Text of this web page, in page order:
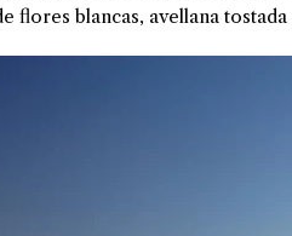
flores blancas, avellana